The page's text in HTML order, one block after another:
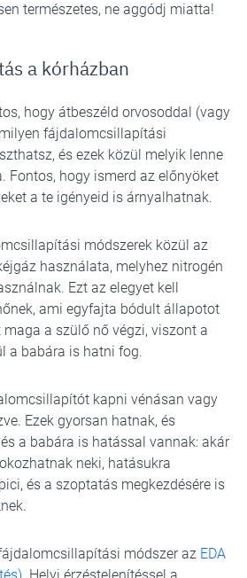
természetes, ne aggódj miatta!
a kórházban
hogy átbeszéld orvosoddal (vagy
fájdalomcsillapítási
és ezek közül melyik lenne
Fontos, hogy ismerd az előnyöket
a te igényeid is árnyalhatnak.
módszerek közül az
használata, melyhez nitrogén
Ezt az elegyet kell
ami egyfajta bódult állapotot
a szülő nő végzi, viszont a
a babára is hatni fog.
kapni vénásan vagy
Ezek gyorsan hatnak, és
a babára is hatással vannak: akár
neki, hatásukra
és a szoptatás megkezdésére is
módszer az EDA